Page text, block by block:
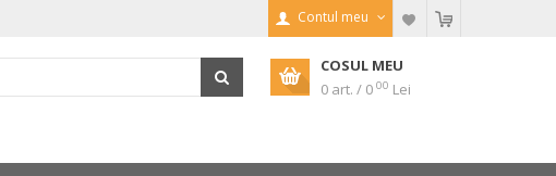
Contul meu
COSUL MEU
0 art. / 0 00 Lei